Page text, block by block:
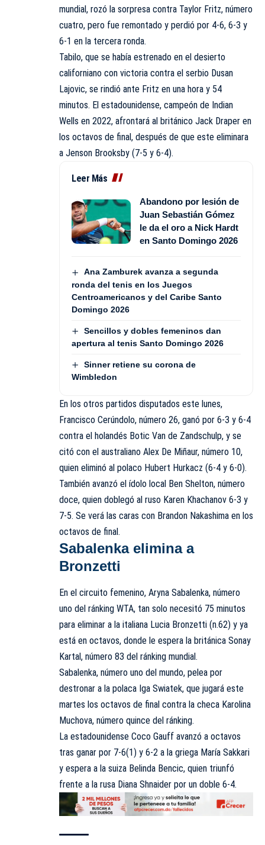
mundial, rozó la sorpresa contra Taylor Fritz, número
cuatro, pero fue remontado y perdió por 4-6, 6-3 y
6-1 en la tercera ronda.
Tabilo, que se había estrenado en el desierto
californiano con victoria contra el serbio Dusan
Lajovic, se rindió ante Fritz en una hora y 54
minutos. El estadounidense, campeón de Indian
Wells en 2022, afrontará al británico Jack Draper en
los octavos de final, después de que este eliminara
a Jenson Brooksby (7-5 y 6-4).
Leer Más
Abandono por lesión de
Juan Sebastián Gómez
le da el oro a Nick Hardt
en Santo Domingo 2026
Ana Zamburek avanza a segunda
ronda del tenis en los Juegos
Centroamericanos y del Caribe Santo
Domingo 2026
Sencillos y dobles femeninos dan
apertura al tenis Santo Domingo 2026
Sinner retiene su corona de
Wimbledon
En los otros partidos disputados este lunes,
Francisco Cerúndolo, número 26, ganó por 6-3 y 6-4
contra el holandés Botic Van de Zandschulp, y se
citó con el australiano Alex De Miñaur, número 10,
quien eliminó al polaco Hubert Hurkacz (6-4 y 6-0).
También avanzó el ídolo local Ben Shelton, número
doce, quien doblegó al ruso Karen Khachanov 6-3 y
7-5. Se verá las caras con Brandon Nakashima en los
octavos de final.
Sabalenka elimina a
Bronzetti
En el circuito femenino, Aryna Sabalenka, número
uno del ránking WTA, tan solo necesitó 75 minutos
para eliminar a la italiana Lucia Bronzetti (n.62) y ya
está en octavos, donde le espera la británica Sonay
Kartal, número 83 del ránking mundial.
Sabalenka, número uno del mundo, pelea por
destronar a la polaca Iga Swiatek, que jugará este
martes los octavos de final contra la checa Karolina
Muchova, número quince del ránking.
La estadounidense Coco Gauff avanzó a octavos
tras ganar por 7-6(1) y 6-2 a la griega María Sakkari
y espera a la suiza Belinda Bencic, quien triunfó
frente a la rusa Diana Shnaider por un doble 6-4.